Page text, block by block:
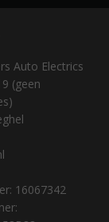
Auto Electrics
(geen
16067342